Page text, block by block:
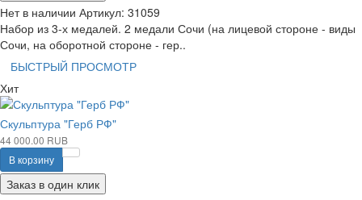
Нет в наличии Артикул: 31059
Набор из 3-х медалей. 2 медали Сочи (на лицевой стороне - виды
Сочи, на оборотной стороне - гер..
БЫСТРЫЙ ПРОСМОТР
Хит
Скульптура "Герб РФ"
44 000.00 RUB
В корзину
Заказ в один клик